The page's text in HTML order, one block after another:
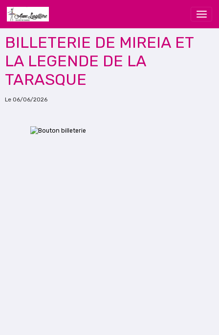
BILLETERIE DE MIREIA ET
LA LEGENDE DE LA
TARASQUE
Le 06/06/2026